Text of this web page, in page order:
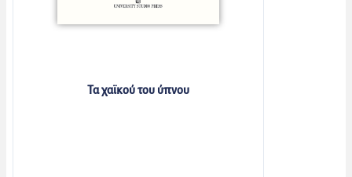
Τα χαϊκού του ύπνου